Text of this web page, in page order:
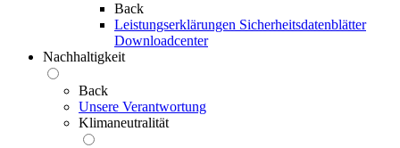
Back
Leistungserklärungen Sicherheitsdatenblätter
Downloadcenter
Nachhaltigkeit
Back
Unsere Verantwortung
Klimaneutralität